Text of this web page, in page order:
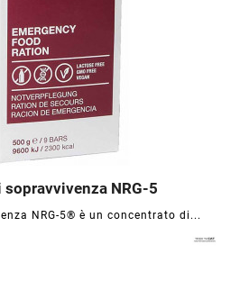
sopravvivenza NRG-5
NRG-5® è un concentrato di...
  